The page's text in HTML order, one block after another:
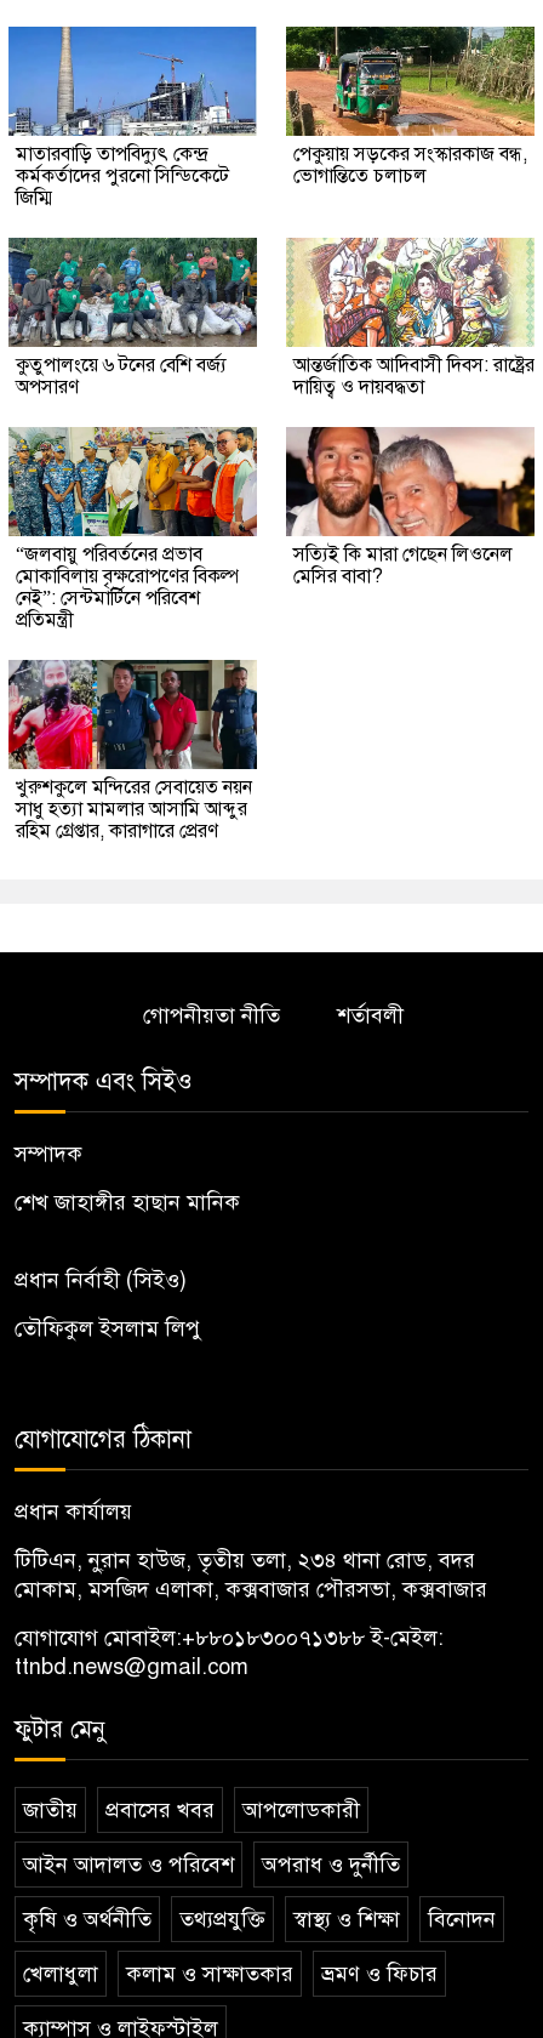
মাতারবাড়ি তাপবিদ্যুৎ কেন্দ্র
কর্মকর্তাদের পুরনো সিন্ডিকেটে
জিম্মি
পেকুয়ায় সড়কের সংস্কারকাজ বন্ধ,
ভোগান্তিতে চলাচল
কুতুপালংয়ে ৬ টনের বেশি বর্জ্য
অপসারণ
আন্তর্জাতিক আদিবাসী দিবস: রাষ্ট্রের
দায়িত্ব ও দায়বদ্ধতা
“জলবায়ু পরিবর্তনের প্রভাব
মোকাবিলায় বৃক্ষরোপণের বিকল্প
নেই”: সেন্টমার্টিনে পরিবেশ
প্রতিমন্ত্রী
সত্যিই কি মারা গেছেন লিওনেল
মেসির বাবা?
খুরুশকুলে মন্দিরের সেবায়েত নয়ন
সাধু হত্যা মামলার আসামি আব্দুর
রহিম গ্রেপ্তার, কারাগারে প্রেরণ
গোপনীয়তা নীতি শর্তাবলী
সম্পাদক এবং সিইও
সম্পাদক
শেখ জাহাঙ্গীর হাছান মানিক
প্রধান নির্বাহী (সিইও)
তৌফিকুল ইসলাম লিপু
যোগাযোগের ঠিকানা
প্রধান কার্যালয়
টিটিএন, নু্রান হাউজ, তৃতীয় তলা, ২৩৪ থানা রোড, বদর
মোকাম, মসজিদ এলাকা, কক্সবাজার পৌরসভা, কক্সবাজার
যোগাযোগ মোবাইল:+৮৮০১৮৩০০৭১৩৮৮ই-মেইল:
ttnbd.news@gmail.com
ফুটার মেনু
জাতীয় প্রবাসের খবর আপলোডকারী
আইন আদালত ও পরিবেশ অপরাধ ও দুর্নীতি
কৃষি ও অর্থনীতি তথ্যপ্রযুক্তি স্বাস্থ্য ও শিক্ষা বিনোদন
খেলাধুলা কলাম ও সাক্ষাতকার ভ্রমণ ও ফিচার
ক্যাম্পাস ও লাইফস্টাইল